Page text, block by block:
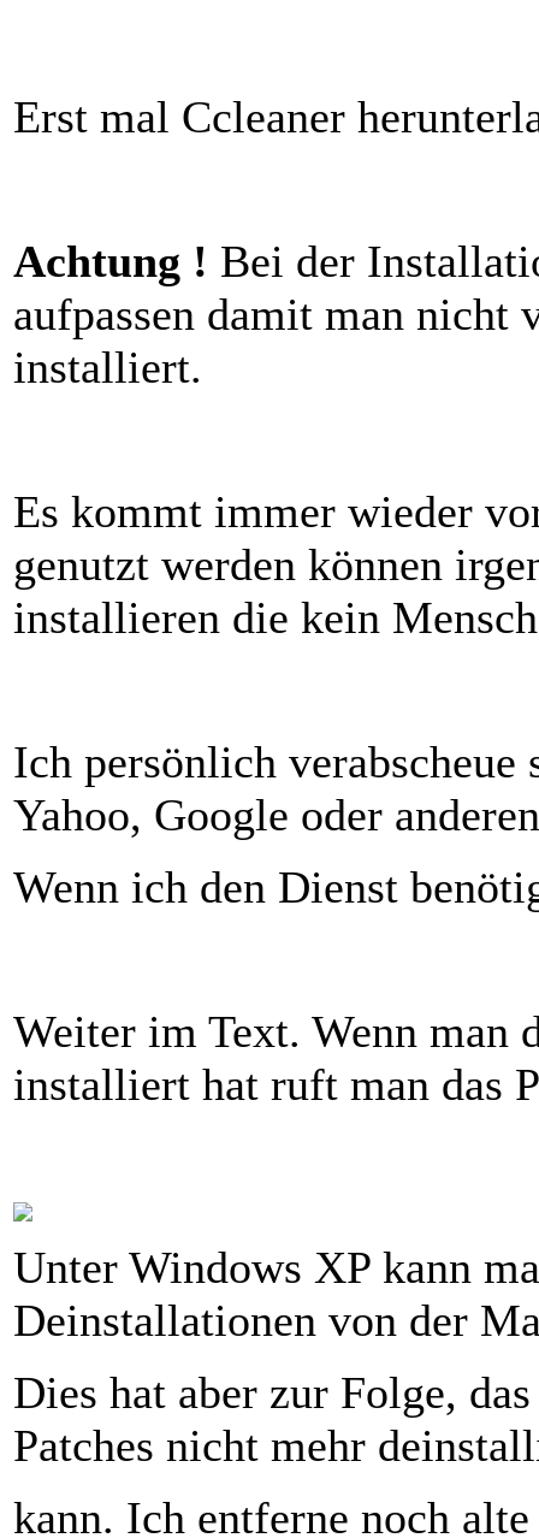
Erst mal Ccleaner
Achtung ! Bei der
aufpassen damit man nicht
installiert.
Es kommt immer wieder
genutzt werden können
installieren die kein
Ich persönlich
Yahoo, Google oder
Wenn ich den Dienst
Weiter im Text. Wenn man
installiert hat ruft man das
Unter Windows XP kann
Deinstallationen von der
Dies hat aber zur Folge,
Patches nicht mehr
kann. Ich entferne noch